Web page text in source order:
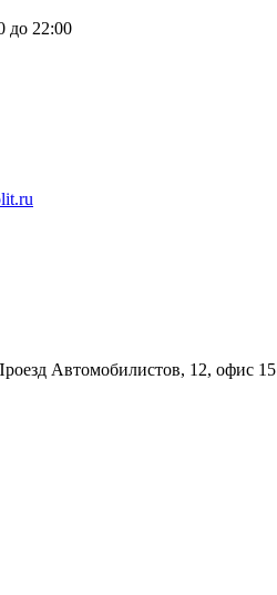
до 22:00
Автомобилистов, 12, офис 15